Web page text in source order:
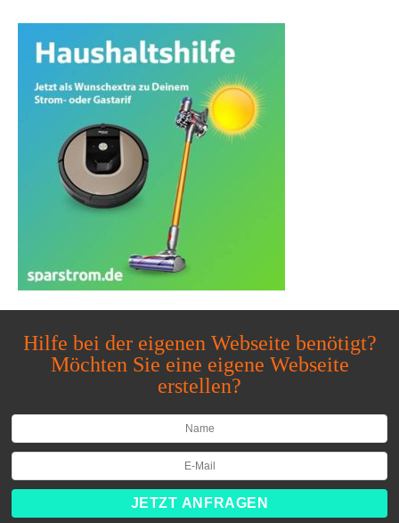
Hilfe bei der eigenen Webseite benötigt?
Möchten Sie eine eigene Webseite
erstellen?